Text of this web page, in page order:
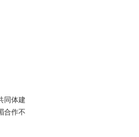
同体建
合作不